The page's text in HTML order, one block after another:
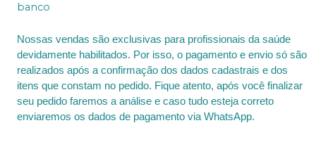
banco
Nossas vendas são exclusivas para profissionais da saúde
devidamente habilitados. Por isso, o pagamento e envio só são
realizados após a confirmação dos dados cadastrais e dos
itens que constam no pedido. Fique atento, após você finalizar
seu pedido faremos a análise e caso tudo esteja correto
enviaremos os dados de pagamento via WhatsApp.